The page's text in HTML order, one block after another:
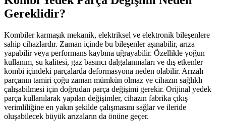
Gereklidir?
Kombiler karmaşık mekanik, elektriksel ve elektronik bileşenlere
sahip cihazlardır. Zaman içinde bu bileşenler aşınabilir, arıza
yapabilir veya performans kaybına uğrayabilir. Özellikle yoğun
kullanım, su kalitesi, gaz basıncı dalgalanmaları ve dış etkenler
kombi içindeki parçalarda deformasyona neden olabilir. Arızalı
parçanın tamiri çoğu zaman mümkün olmaz ve cihazın sağlıklı
çalışabilmesi için doğrudan parça değişimi gerekir. Orijinal yedek
parça kullanılarak yapılan değişimler, cihazın fabrika çıkış
verimliliğine en yakın şekilde çalışmasını sağlar ve ileride
oluşabilecek büyük arızaların da önüne geçer.